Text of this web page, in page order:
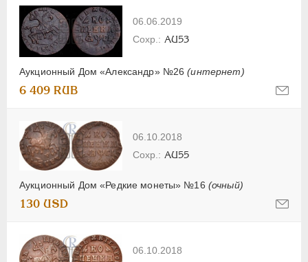
06.06.2019
Аукционный Дом «Александр» №26(интернет)
AU53
6 409 RUB
06.10.2018
Аукционный Дом «Редкие монеты» №16 (очный)
AU55
130 USD
06.10.2018